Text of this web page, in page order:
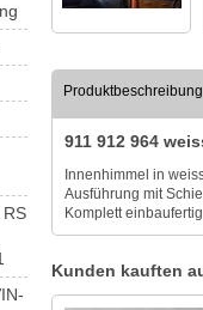
Produktbeschreibung
911 912 964
Innenhimmel in
Ausführung mit
Komplett
Kunden kauften